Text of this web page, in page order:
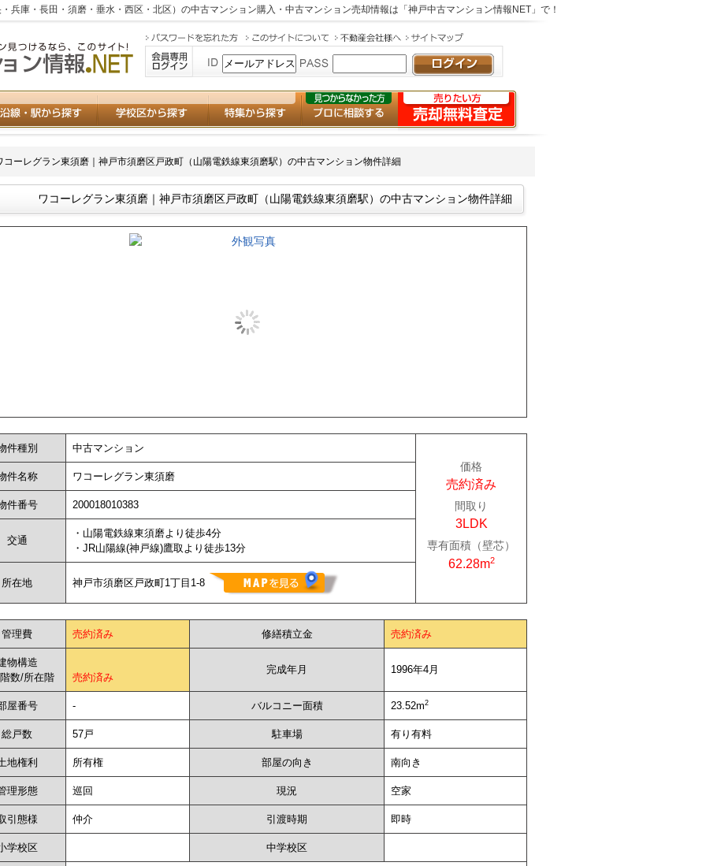
兵庫・長田・須磨・垂水・西区・北区）の中古マンション購入・中古マンション売却情報は「神戸中古マンション情報NET」で！
コーレグラン東須磨｜神戸市須磨区戸政町（山陽電鉄線東須磨駅）の中古マンション物件詳細
ワコーレグラン東須磨｜神戸市須磨区戸政町（山陽電鉄線東須磨駅）の中古マンション物件詳細
件種別 中古マンション
価格
売約済み
間取り
3LDK
専有面積（壁芯）
62.28m2
件名称 ワコーレグラン東須磨
件番号 200018010383
交通
・山陽電鉄線東須磨より徒歩4分
・JR山陽線(神戸線)鷹取より徒歩13分
所在地 神戸市須磨区戸政町1丁目1-8
管理費 売約済み 修繕積立金 売約済み
物構造
数/所在階
売約済み
完成年月 1996年4月
屋番号 - バルコニー面積 23.52m2
総戸数 57戸 駐車場 有り有料
地権利 所有権 部屋の向き 南向き
理形態 巡回 現況 空家
引態様 仲介 引渡時期 即時
学校区 中学校区